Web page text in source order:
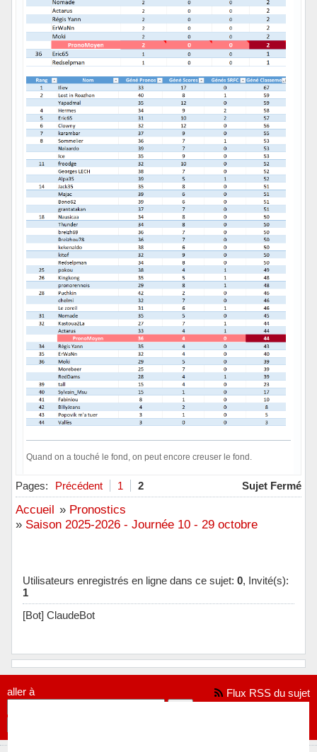
Quand on a touché le fond, on peut encore creuser le fond.
Hors ligne
Pages: Précédent 1 2 Sujet Fermé
Accueil » Pronostics
» Saison 2025-2026 - Journée 10 - 29 octobre
Utilisateurs enregistrés en ligne dans ce sujet: 0, Invité(s):
1
[Bot] ClaudeBot
aller à Flux RSS du sujet